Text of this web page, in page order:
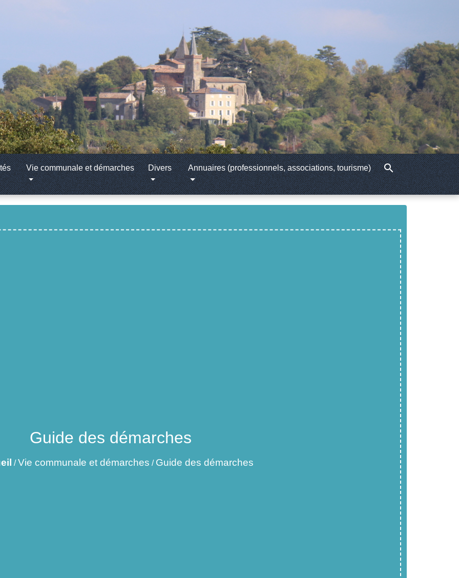
Vie communale et démarches Divers Annuaires (professionnels, associations, tourisme) search
Guide des démarches
/Vie communale et démarches / Guide des démarches